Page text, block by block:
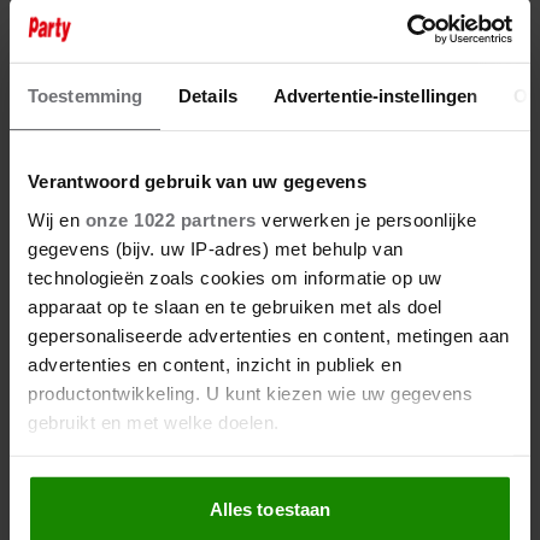
Toestemming Details Advertentie-instellingen
Verantwoord gebruik van uw gegevens
Wij en onze 1022 partners verwerken je persoonlijke
gegevens (bijv. uw IP-adres) met behulp van
technologieën zoals cookies om informatie op uw
apparaat op te slaan en te gebruiken met als doel
gepersonaliseerde advertenties en content, metingen aan
advertenties en content, inzicht in publiek en
productontwikkeling. U kunt kiezen wie uw gegevens
gebruikt en met welke doelen.
Als u het toestaat, willen we ook graag:
Informatie verzamelen over uw geografische
Alles toestaan
7 augustus 2026
PETER FABER (82) OVERLEDEN:
HIJ STIERF VREDIG IN HET
BIJZIJN VAN ZIJN MEEST
DIERBAREN